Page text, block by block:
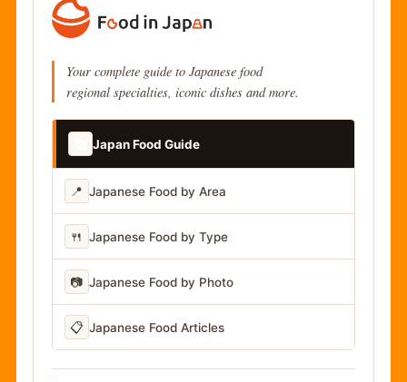
Your complete guide to Japanese food
regional specialties, iconic dishes and more.
Japan Food Guide
📍 Japanese Food by Area
🍴 Japanese Food by Type
📷 Japanese Food by Photo
📋 Japanese Food Articles